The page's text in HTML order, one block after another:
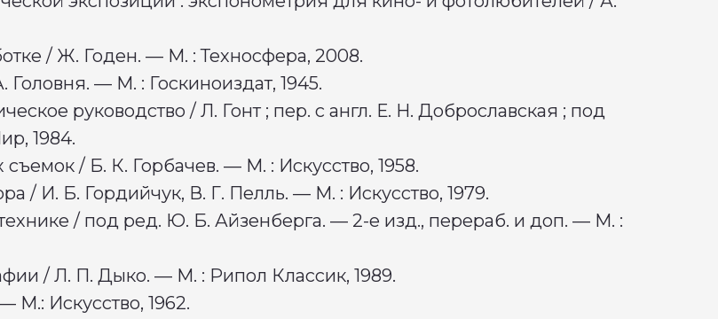
/ Ж. Годен. — М. : Техносфера, 2008.
Головня. — М. : Госкиноиздат, 1945.
руководство / Л. Гонт ; пер. с англ. Е. Н. Доброславская ; под
1984.
/ Б. К. Горбачев. — М. : Искусство, 1958.
/ И. Б. Гордийчук, В. Г. Пелль. — М. : Искусство, 1979.
/ под ред. Ю. Б. Айзенберга. — 2-е изд., перераб. и доп. — М. :
/ Л. П. Дыко. — М. : Рипол Классик, 1989.
Искусство, 1962.